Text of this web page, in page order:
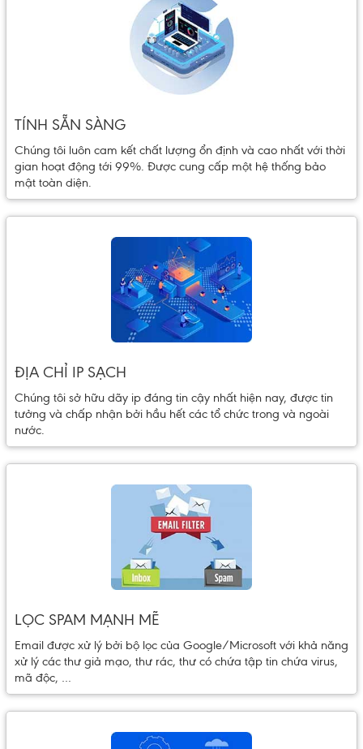
TÍNH SẴN SÀNG
Chúng tôi luôn cam kết chất lượng ổn định và cao nhất với thời
gian hoạt động tới 99%. Được cung cấp một hệ thống bảo
mật toàn diện.
ĐỊA CHỈ IP SẠCH
Chúng tôi sở hữu dãy ip đáng tin cậy nhất hiện nay, được tin
tưởng và chấp nhận bởi hầu hết các tổ chức trong và ngoài
nước.
LỌC SPAM MẠNH MẼ
Email được xử lý bởi bộ lọc của Google/Microsoft với khả năng
xử lý các thư giả mạo, thư rác, thư có chứa tập tin chứa virus,
mã độc, …